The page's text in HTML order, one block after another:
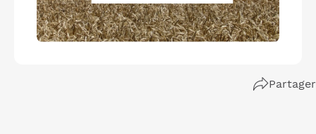
Partager